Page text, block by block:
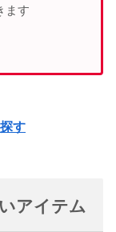
ます
す
アイテム